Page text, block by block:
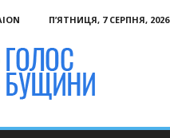
П’ЯТНИЦЯ, 7 СЕРПНЯ, 2026